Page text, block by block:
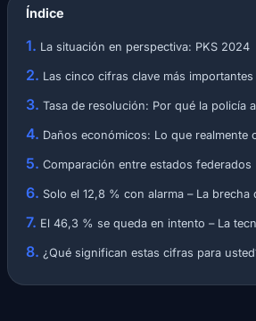
Índice
La situación en perspectiva: PKS 2024
Las cinco cifras clave más importantes
Tasa de resolución: Por qué la policía
Daños económicos: Lo que realmente
Comparación entre estados federados
Solo el 12,8 % con alarma – La brecha
El 46,3 % se queda en intento – La
¿Qué significan estas cifras para